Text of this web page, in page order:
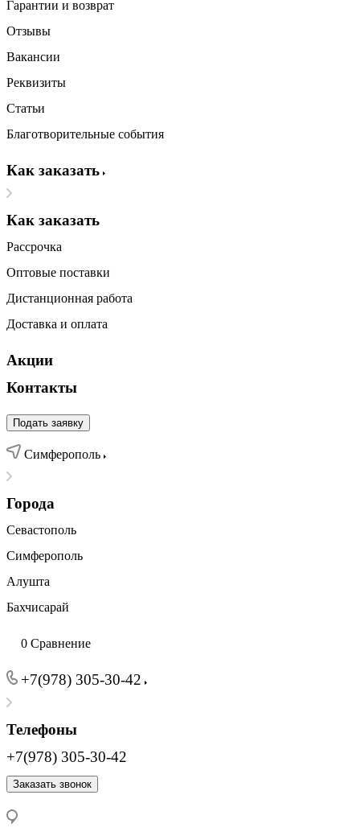
Гарантии и возврат
Отзывы
Вакансии
Реквизиты
Статьи
Благотворительные события
Как заказать
Как заказать
Рассрочка
Оптовые поставки
Дистанционная работа
Доставка и оплата
Акции
Контакты
Подать заявку
Симферополь
Города
Севастополь
Симферополь
Алушта
Бахчисарай
0 Сравнение
+7(978) 305-30-42
Телефоны
+7(978) 305-30-42
Заказать звонок